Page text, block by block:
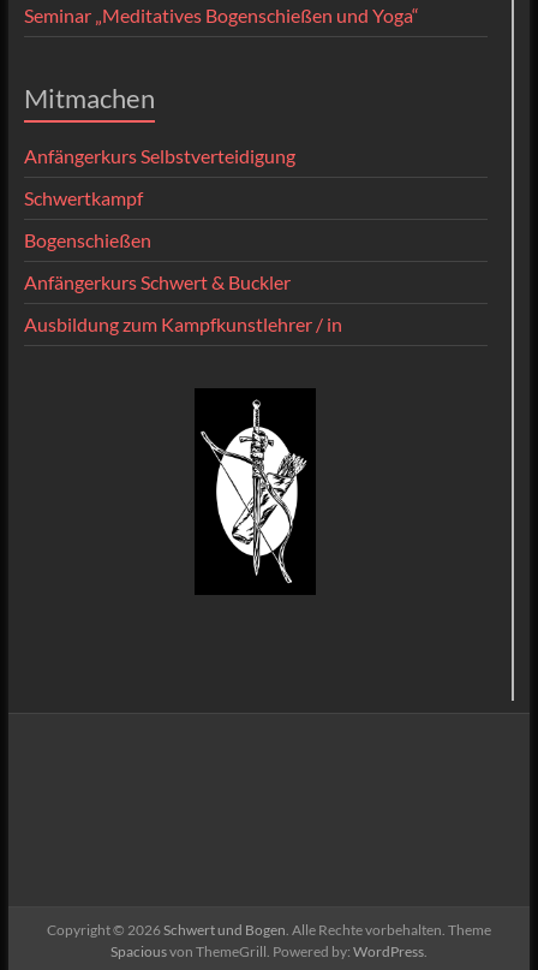
Seminar „Meditatives Bogenschießen und Yoga“
Mitmachen
Anfängerkurs Selbstverteidigung
Schwertkampf
Bogenschießen
Anfängerkurs Schwert & Buckler
Ausbildung zum Kampfkunstlehrer / in
Copyright © 2026Schwert und Bogen. Alle Rechte vorbehalten. Theme
Spaciousvon ThemeGrill. Powered by: WordPress.